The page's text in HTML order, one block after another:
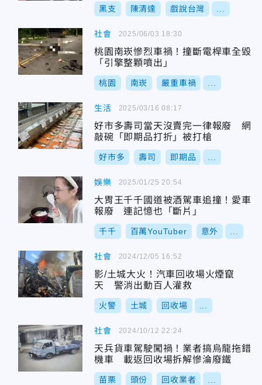
黑支 陳清達 戲說台灣
社會
桃園南崁慘烈車禍！撞斷電桿車全毀
「引擎整顆噴出」
桃園 南崁 嚴重車禍
2025/06/03 18:30
生活
好市多壽司當天沒賣完一律報廢 網
敲碗「即期品打折」被打槍
好市多 壽司 即期品
2025/03/16 08:17
娛樂
大胃王千千國道被酒駕車追撞！愛車
報廢 連記憶也「斷片」
千千 百萬YouTuber 意外
2025/01/25 20:54
社會
影/土城大火！汽車回收場火煙竄
天 警消出動百人灌救
火警 土城 回收場
2024/12/05 16:52
社會
天兵貨車駕駛闖禍！業者搞烏龍拖錯
機車 載返回收場拆解慘淪廢鐵
苗栗 頭份 回收業者
2024/10/12 22:24